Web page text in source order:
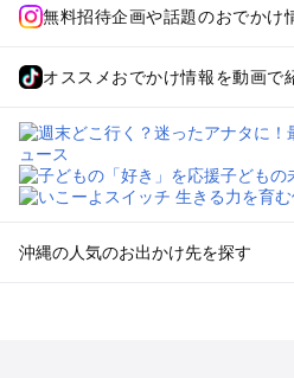
無料招待企画や話題のおでかけ
オススメおでかけ情報を動画で
沖縄の人気のお出かけ先を探す